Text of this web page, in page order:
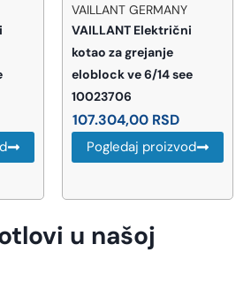
VAILLANT GERMANY
VAILLANT Električni
kotao za grejanje
eloblock ve 6/14 see
10023706
107.304,00 RSD
Pogledaj proizvod
u našoj